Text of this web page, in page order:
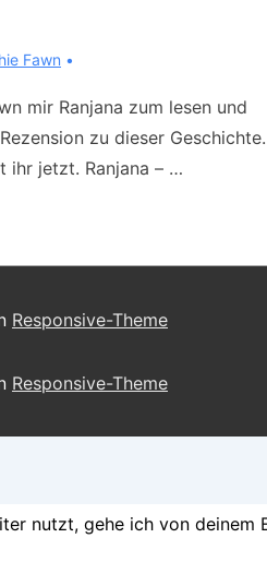
Fawn
mir Ranjana zum lesen und
zu dieser
ihr jetzt. Ranjana – …
Responsive-Theme
Responsive-Theme
nutzt, gehe ich von deinem